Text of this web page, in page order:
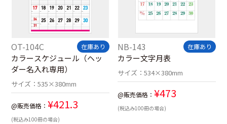
OT-104C 在庫あり
カラースケジュール（ヘッ
ダー名入れ専用）
サイズ：535×380mm
@販売価格： ¥421.3
(税込み100冊の場合)
NB-143 在庫あり
カラー文字月表
サイズ： 534×380mm
@販売価格： ¥473
(税込み100冊の場合)